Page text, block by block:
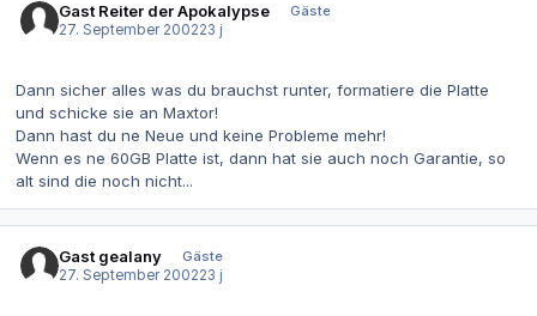
Gast Reiter der Apokalypse
Gäste
27. September 200223 j
Dann sicher alles was du brauchst runter, formatiere die Platte
und schicke sie an Maxtor!
Dann hast du ne Neue und keine Probleme mehr!
Wenn es ne 60GB Platte ist, dann hat sie auch noch Garantie, so
alt sind die noch nicht...
Gast gealany
Gäste
27. September 200223 j